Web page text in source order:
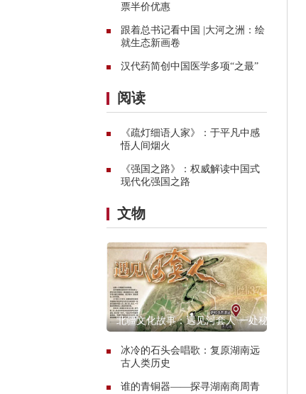
票半价优惠
跟着总书记看中国 |大河之洲：绘
就生态新画卷
汉代药简创中国医学多项“之最”
阅读
《疏灯细语人家》：于平凡中感
悟人间烟火
《强国之路》：权威解读中国式
现代化强国之路
文物
北疆文化故事：遇见河套人 一处秘
冰冷的石头会唱歌：复原湖南远
古人类历史
谁的青铜器——探寻湖南商周青